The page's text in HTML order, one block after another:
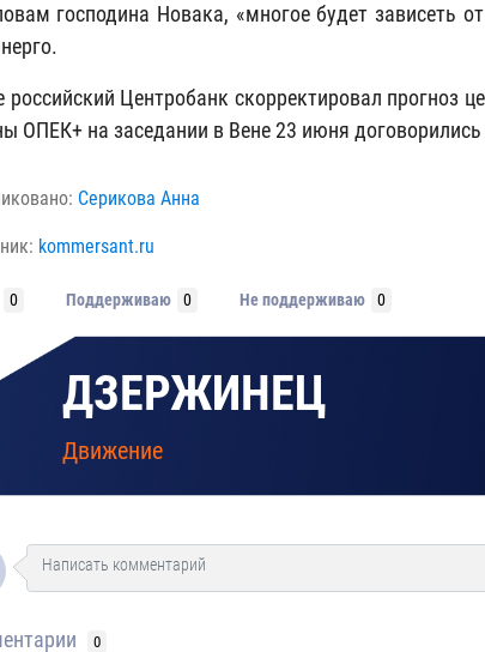
господина Новака, «многое будет зависеть
российский Центробанк скорректировал
ОПЕК+ на заседании в Вене 23 июня
Серикова Анна
kommersant.ru
0 Поддерживаю 0 Не поддерживаю 0
ДЗЕРЖИНЕЦ
Движение
0